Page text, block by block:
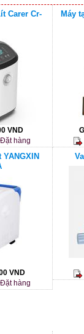
Carer Cr-
VND
Đặt hàng
Máy
VND
Đặt hàng